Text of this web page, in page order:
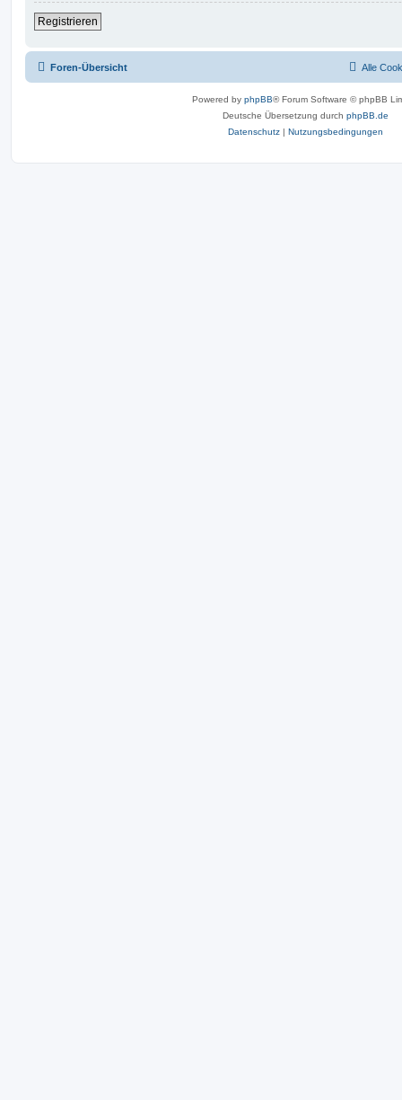
Registrieren
Foren-Übersicht Alle
Powered by phpBB® Forum Software © phpBB
Deutsche Übersetzung durch phpBB.de
Datenschutz | Nutzungsbedingungen